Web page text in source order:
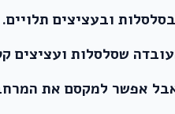
ובעציצים תלויים.
שסלסלות ועציצים
למקסם את המרחב שלה.